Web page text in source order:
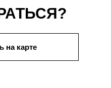
на карте